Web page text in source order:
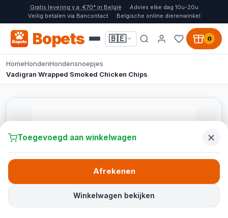
Gratis levering v.a. €70* in België
Advies elke dag 10u-20u
Veilig betalen via Bancontact
Belgische online dierenwinkel
Bopets 🇧🇪 0
HomeHondenHondensnoepjes
Vadigran Wrapped Smoked Chicken Chips
Toegevoegd aan winkelwagen
Winkelwagen bekijken
Afrekenen